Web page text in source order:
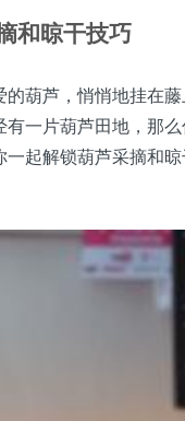
和晾干技巧
葫芦，悄悄地挂在
一片葫芦田地，那
起解锁葫芦采摘和